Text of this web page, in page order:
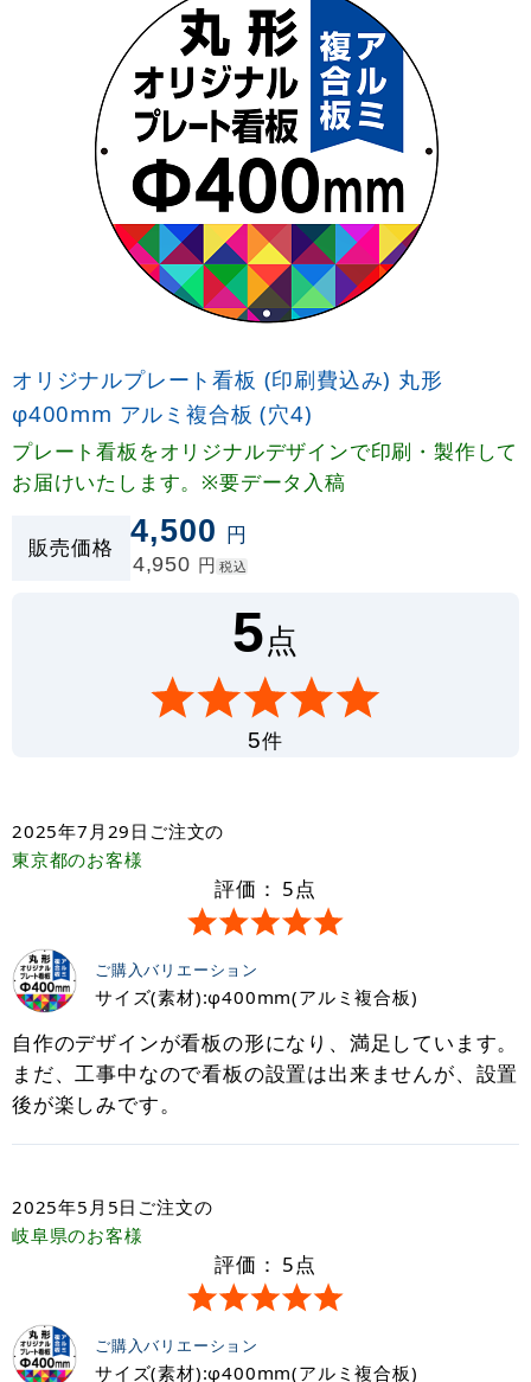
オリジナルプレート看板 (印刷費込み) 丸形
φ400mm アルミ複合板 (穴4)
プレート看板をオリジナルデザインで印刷・製作して
お届けいたします。※要データ入稿
販売価格 4,500 円
4,950 円 税込
5点
5件
2025年7月29日 ご注文の
東京都のお客様
評価： 5点
ご購入バリエーション
サイズ(素材):φ400mm(アルミ複合板)
自作のデザインが看板の形になり、満足しています。
まだ、工事中なので看板の設置は出来ませんが、設置
後が楽しみです。
2025年5月5日 ご注文の
岐阜県のお客様
評価： 5点
ご購入バリエーション
サイズ(素材):φ400mm(アルミ複合板)